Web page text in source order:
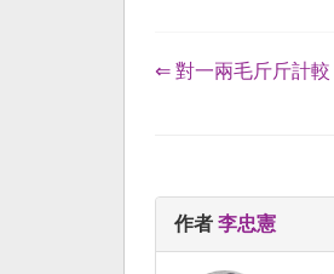
⇐ 對一兩毛斤斤計
作者 李忠憲